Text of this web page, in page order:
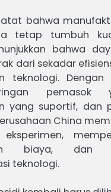
bahwa
tetap tumbuh
bahwa
dari sekadar
teknologi. Dengan
pemasok
yang suportif, dan
China
eksperimen,
biaya, dan
teknologi.